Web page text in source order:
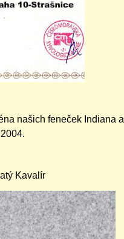
našich feneček Indiana a
Kavalír